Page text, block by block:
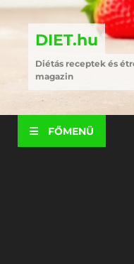
DIET.hu
Diétás receptek és
magazin
FŐMENÜ